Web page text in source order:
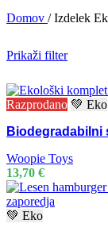
Domov / Izdelek
Prikaži filter
Razprodano 💚 Eko
Biodegradabilni
Woopie Toys
13,70 €
💚 Eko